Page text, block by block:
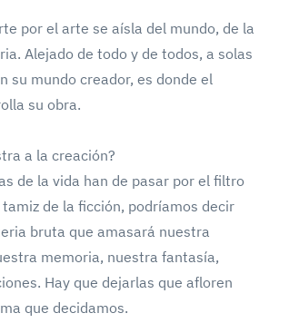
por el arte se aísla del mundo, de la
Alejado de todo y de todos, a solas
su mundo creador, es donde el
su obra.
a la creación?
de la vida han de pasar por el filtro
de la ficción, podríamos decir
bruta que amasará nuestra
memoria, nuestra fantasía,
Hay que dejarlas que afloren
que decidamos.